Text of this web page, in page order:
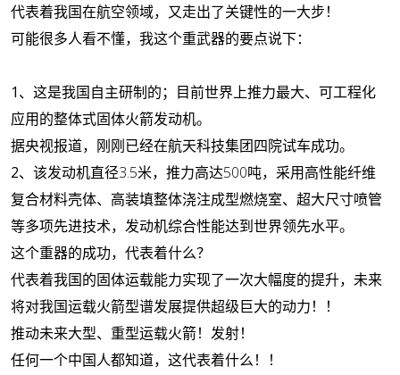
代表着我国在航空领域，又走出了关键性的一大步！
可能很多人看不懂，我这个重武器的要点说下：
1、 这是我国自主研制的；目前世界上推力最大、可工程化
应用的整体式固体火箭发动机。
据央视报道，刚刚已经在航天科技集团四院试车成功。
2、 该发动机直径3.5米，推力高达500吨，采用高性能纤维
复合材料壳体、高装填整体浇注成型燃烧室、超大尺寸喷管
等多项先进技术，发动机综合性能达到世界领先水平。
这个重器的成功，代表着什么？
代表着我国的固体运载能力实现了一次大幅度的提升，未来
将对我国运载火箭型谱发展提供超级巨大的动力！！
推动未来大型、重型运载火箭！发射！
任何一个中国人都知道，这代表着什么！！